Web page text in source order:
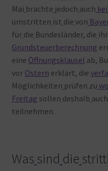
Mai brachte jedoch auch
umstritten ist die von
für die Bundesländer, die
Grundsteuerberechnung
eine Öffnungsklausel ab,
vor Ostern erklärt, die
Möglichkeiten prüfen zu
Freitag sollen deshalb auch
teilnehmen.
Was sind die